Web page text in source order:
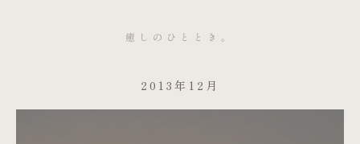
癒しのひととき。
2013年12月